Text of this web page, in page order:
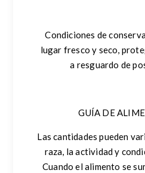
Condiciones de
lugar fresco y seco,
a resguardo de
GUÍA DE
Las cantidades pueden
raza, la actividad y
Cuando el alimento se